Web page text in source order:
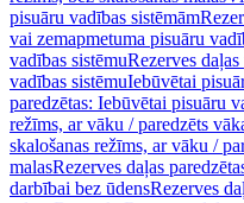
pisuāru vadības sistēmām
vai zemapmetuma pisuāru
vadības sistēmuRezerves
vadības sistēmuIebūvētai
paredzētas: Iebūvētai pisuāru
režīms, ar vāku / paredzēts
skalošanas režīms, ar vāku /
malasRezerves daļas
darbībai bez ūdensRezerves